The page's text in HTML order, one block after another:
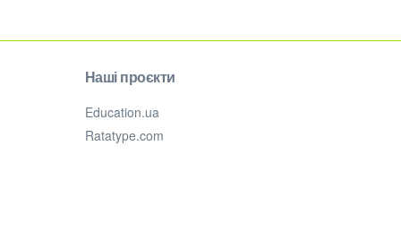
Наші проєкти
Education.ua
Ratatype.com